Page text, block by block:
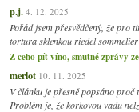
p.j. 4. 12. 2025
Pořád jsem přesvědčený, že pro
tortura sklenkou riedel
Z čeho pít víno, smutné zprávy
merlot 10. 11. 2025
V článku je přesně popsáno
Problém je, že korkovou vadu